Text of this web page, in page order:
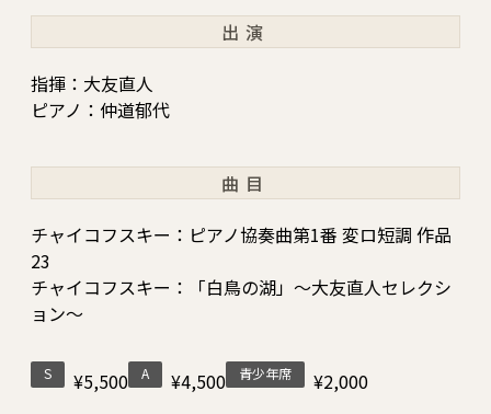
出演
指揮：大友直人
ピアノ：仲道郁代
曲目
チャイコフスキー：ピアノ協奏曲第1番 変ロ短調 作品
23
チャイコフスキー：「白鳥の湖」～大友直人セレクシ
ョン～
S ¥5,500 A ¥4,500 青少年席 ¥2,000